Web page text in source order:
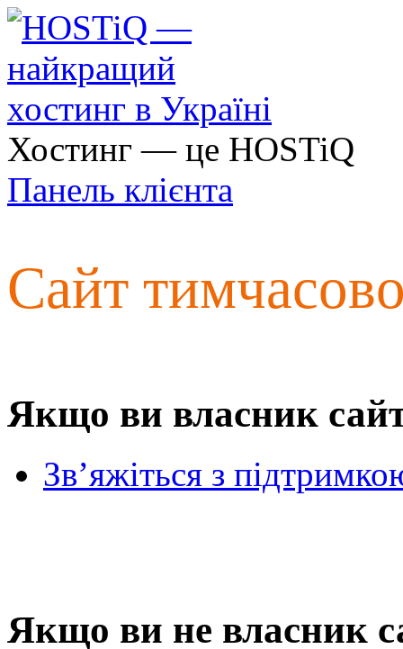
Хостинг — це HOSTiQ
Панель клієнта
Сайт
Якщо ви власник
Зв’яжіться з
Якщо ви не власник